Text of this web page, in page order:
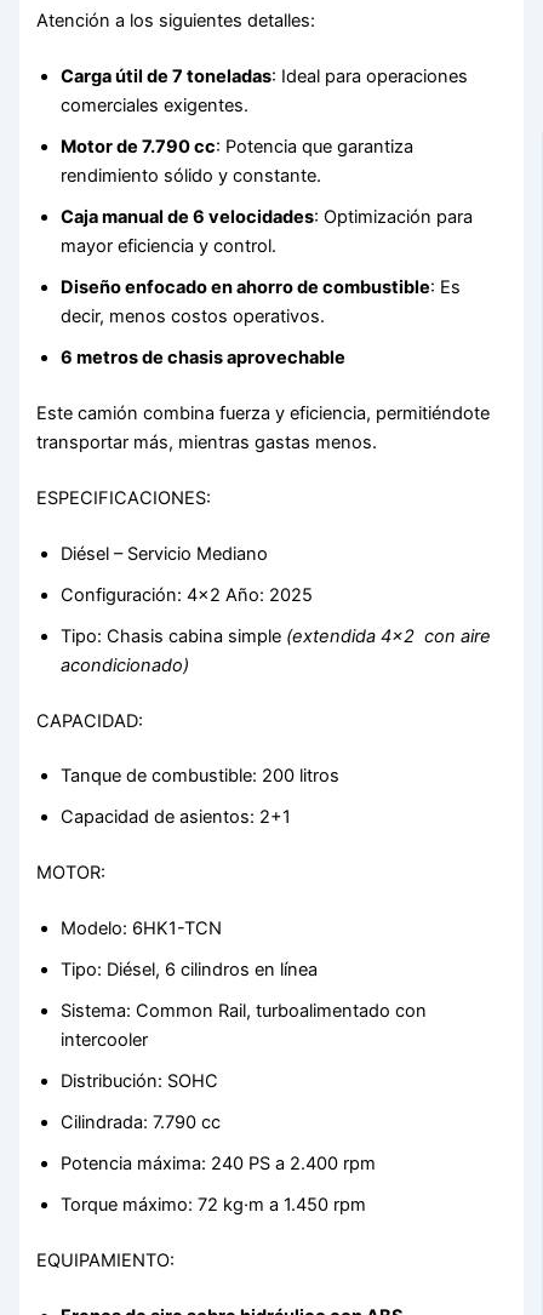
Atención a los siguientes detalles:
Carga útil de 7 toneladas: Ideal para operaciones
comerciales exigentes.
Motor de 7.790 cc: Potencia que garantiza
rendimiento sólido y constante.
Caja manual de 6 velocidades: Optimización para
mayor eficiencia y control.
Diseño enfocado en ahorro de combustible: Es
decir, menos costos operativos.
6 metros de chasis aprovechable
Este camión combina fuerza y eficiencia, permitiéndote
transportar más, mientras gastas menos.
ESPECIFICACIONES:
Diésel – Servicio Mediano
Configuración: 4×2 Año: 2025
Tipo: Chasis cabina simple (extendida 4×2 con aire
acondicionado)
CAPACIDAD:
Tanque de combustible: 200 litros
Capacidad de asientos: 2+1
MOTOR:
Modelo: 6HK1-TCN
Tipo: Diésel, 6 cilindros en línea
Sistema: Common Rail, turboalimentado con
intercooler
Distribución: SOHC
Cilindrada: 7.790 cc
Potencia máxima: 240 PS a 2.400 rpm
Torque máximo: 72 kg·m a 1.450 rpm
EQUIPAMIENTO: